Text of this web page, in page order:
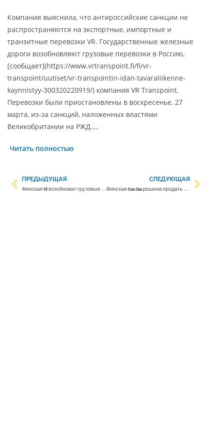
Компания выяснила, что антироссийские санкции не
распространяются на экспортные, импортные и
транзитные перевозки VR. Государственные железные
дороги возобновляют грузовые перевозки в Россию,
[сообщает](https://www.vrtranspoint.fi/fi/vr-
transpoint/uutiset/vr-transpointin-idan-tavaraliikenne-
kaynnistyy-300320220919/) компания VR Transpoint.
Перевозки были приостановлены в воскресенье, 27
марта, из-за санкций, наложенных властями
Великобритании на РЖД.…
Читать полностью
ПРЕДЫДУЩАЯ
Финская VR возобновит грузовые перевозки в Россию с 30 марта
СЛЕДУЮЩАЯ
Финская Stora Enso решила продать четыре бумажные фабрики